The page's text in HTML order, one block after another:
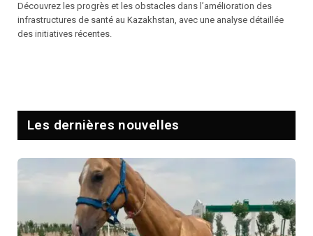
Découvrez les progrès et les obstacles dans l’amélioration des
infrastructures de santé au Kazakhstan, avec une analyse détaillée
des initiatives récentes.
Les dernières nouvelles